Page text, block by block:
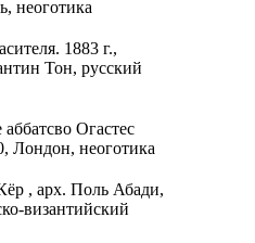
неоготика
1883 г.,
Тон, русский
Огастес
Лондон, неоготика
, арх. Поль Абади,
византийский